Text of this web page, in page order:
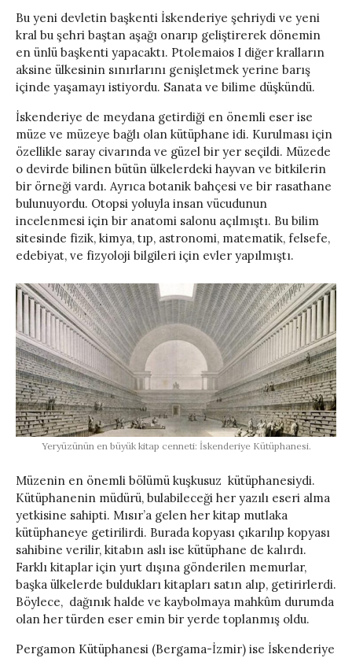
Bu yeni devletin başkenti İskenderiye şehriydi ve yeni
kral bu şehri baştan aşağı onarıp geliştirerek dönemin
en ünlü başkenti yapacaktı. Ptolemaios I diğer kralların
aksine ülkesinin sınırlarını genişletmek yerine barış
içinde yaşamayı istiyordu. Sanata ve bilime düşkündü.
İskenderiye de meydana getirdiği en önemli eser ise
müze ve müzeye bağlı olan kütüphane idi. Kurulması için
özellikle saray civarında ve güzel bir yer seçildi. Müzede
o devirde bilinen bütün ülkelerdeki hayvan ve bitkilerin
bir örneği vardı. Ayrıca botanik bahçesi ve bir rasathane
bulunuyordu. Otopsi yoluyla insan vücudunun
incelenmesi için bir anatomi salonu açılmıştı. Bu bilim
sitesinde fizik, kimya, tıp, astronomi, matematik, felsefe,
edebiyat, ve fizyoloji bilgileri için evler yapılmıştı.
Yeryüzünün en büyük kitap cenneti: İskenderiye Kütüphanesi.
Müzenin en önemli bölümü kuşkusuz kütüphanesiydi.
Kütüphanenin müdürü, bulabileceği her yazılı eseri alma
yetkisine sahipti. Mısır’a gelen her kitap mutlaka
kütüphaneye getirilirdi. Burada kopyası çıkarılıp kopyası
sahibine verilir, kitabın aslı ise kütüphane de kalırdı.
Farklı kitaplar için yurt dışına gönderilen memurlar,
başka ülkelerde buldukları kitapları satın alıp, getirirlerdi.
Böylece, dağınık halde ve kaybolmaya mahkûm durumda
olan her türden eser emin bir yerde toplanmış oldu.
Pergamon Kütüphanesi (Bergama-İzmir) ise İskenderiye